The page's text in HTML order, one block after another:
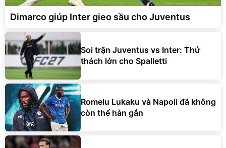
Dimarco giúp Inter gieo sầu cho Juventus
Soi trận Juventus vs Inter: Thử
thách lớn cho Spalletti
Romelu Lukaku và Napoli đã không
còn thể hàn gắn